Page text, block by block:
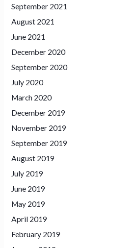
September 2021
August 2021
June 2021
December 2020
September 2020
July 2020
March 2020
December 2019
November 2019
September 2019
August 2019
July 2019
June 2019
May 2019
April 2019
February 2019